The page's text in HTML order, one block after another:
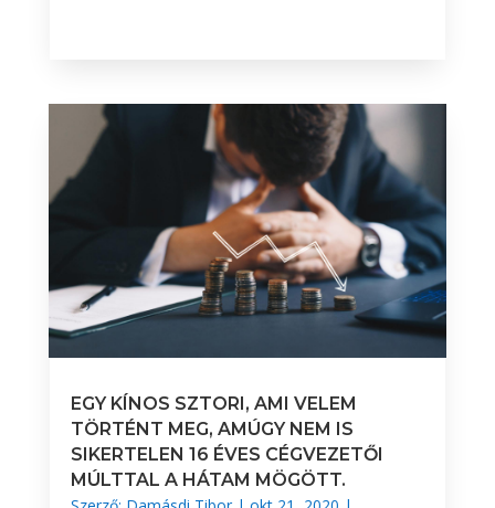
EGY KÍNOS SZTORI, AMI VELEM
TÖRTÉNT MEG, AMÚGY NEM IS
SIKERTELEN 16 ÉVES CÉGVEZETŐI
MÚLTTAL A HÁTAM MÖGÖTT.